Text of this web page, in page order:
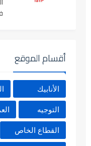
أقسام الموقع
الأنابيك
التوجيه
القطاع الخاص